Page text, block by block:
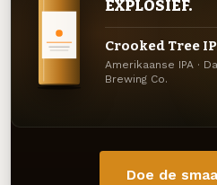
EXPLOSIEF.
Crooked Tree
Amerikaanse IPA ·
Brewing Co.
Doe de